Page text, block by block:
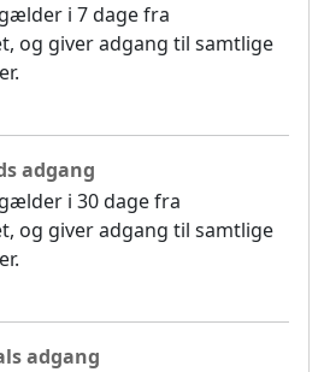
i 7 dage fra
og giver adgang til samtlige
adgang
i 30 dage fra
og giver adgang til samtlige
adgang